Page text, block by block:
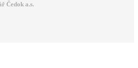
Čedok a.s.